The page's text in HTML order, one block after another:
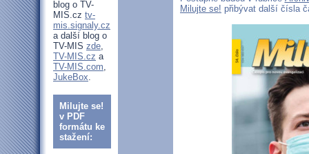
blog o TV-
MIS.cz tv-
mis.signaly.cz
a další blog o
TV-MIS zde,
TV-MIS.cz a
TV-MIS.com,
JukeBox.
Milujte se!
v PDF
formátu ke
stažení:
Milujte se! přibývat další čísla